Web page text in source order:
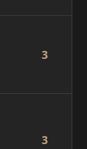
3
3